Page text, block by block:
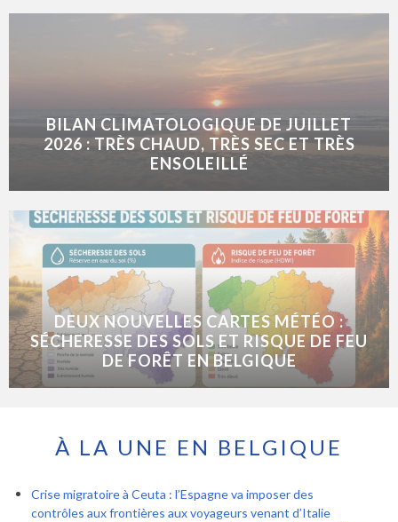
BILAN CLIMATOLOGIQUE DE JUILLET
2026 : TRÈS CHAUD, TRÈS SEC ET TRÈS
ENSOLEILLÉ
DEUX NOUVELLES CARTES MÉTÉO :
SÉCHERESSE DES SOLS ET RISQUE DE FEU
DE FORÊT EN BELGIQUE
À LA UNE EN BELGIQUE
Crise migratoire à Ceuta : l’Espagne va imposer des
contrôles aux frontières aux voyageurs venant d’Italie